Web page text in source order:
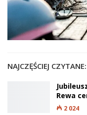
NAJCZĘŚCIEJ CZYTANE:
Rewa
2 024